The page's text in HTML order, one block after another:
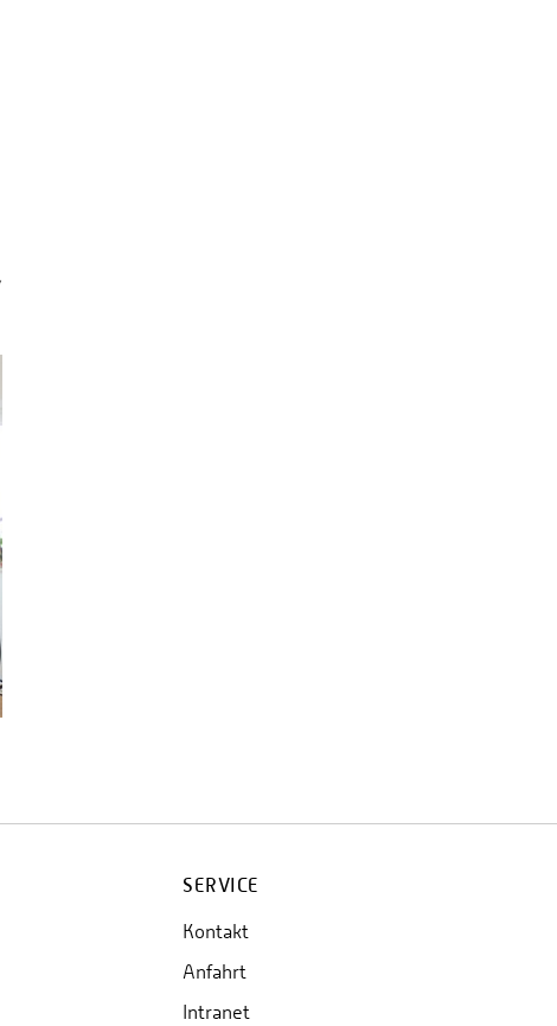
SERVICE
Kontakt
Anfahrt
Intranet